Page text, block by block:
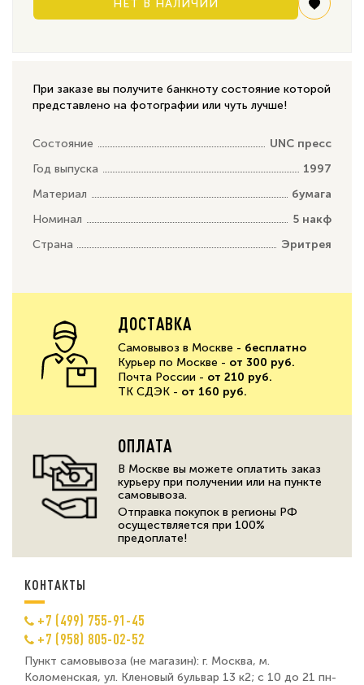
НЕТ В НАЛИЧИИ
При заказе вы получите банкноту состояние которой
представлено на фотографии или чуть лучше!
Состояние
UNC пресс
Год выпуска
1997
Материал
бумага
Номинал
5 накф
Страна
Эритрея
ДОСТАВКА
Самовывоз в Москве - бесплатно
Курьер по Москве - от 300 руб.
Почта России - от 210 руб.
ТК СДЭК - от 160 руб.
ОПЛАТА
В Москве вы можете оплатить заказ
курьеру при получении или на пункте
самовывоза.
Отправка покупок в регионы РФ
осуществляется при 100%
предоплате!
КОНТАКТЫ
+7 (499) 755-91-45
+7 (958) 805-02-52
Пункт самовывоза (не магазин): г. Москва, м.
Коломенская, ул. Кленовый бульвар 13 к2; с 10 до 21 пн-